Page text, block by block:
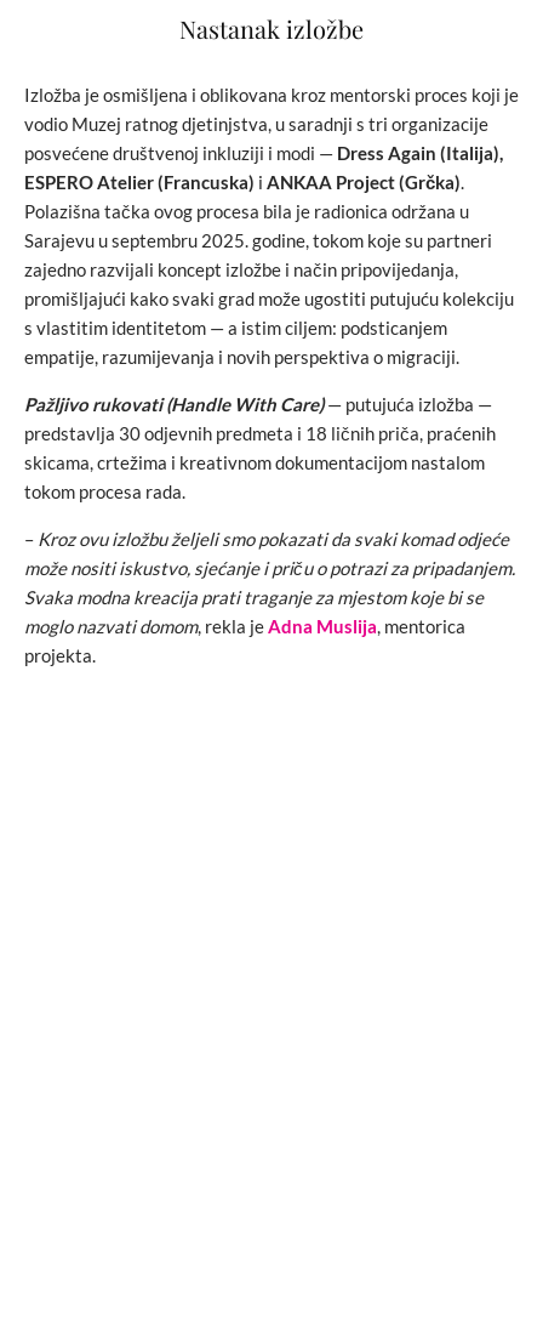
Nastanak izložbe
Izložba je osmišljena i oblikovana kroz mentorski proces koji je
vodio Muzej ratnog djetinjstva, u saradnji s tri organizacije
posvećene društvenoj inkluziji i modi — Dress Again (Italija),
ESPERO Atelier (Francuska) i ANKAA Project (Grčka).
Polazišna tačka ovog procesa bila je radionica održana u
Sarajevu u septembru 2025. godine, tokom koje su partneri
zajedno razvijali koncept izložbe i način pripovijedanja,
promišljajući kako svaki grad može ugostiti putujuću kolekciju
s vlastitim identitetom — a istim ciljem: podsticanjem
empatije, razumijevanja i novih perspektiva o migraciji.
Pažljivo rukovati (Handle With Care)— putujuća izložba —
predstavlja 30 odjevnih predmeta i 18 ličnih priča, praćenih
skicama, crtežima i kreativnom dokumentacijom nastalom
tokom procesa rada.
– Kroz ovu izložbu željeli smo pokazati da svaki komad odjeće
može nositi iskustvo, sjećanje i priču o potrazi za pripadanjem.
Svaka modna kreacija prati traganje za mjestom koje bi se
moglo nazvati domom, rekla jeAdna Muslija, mentorica
projekta.